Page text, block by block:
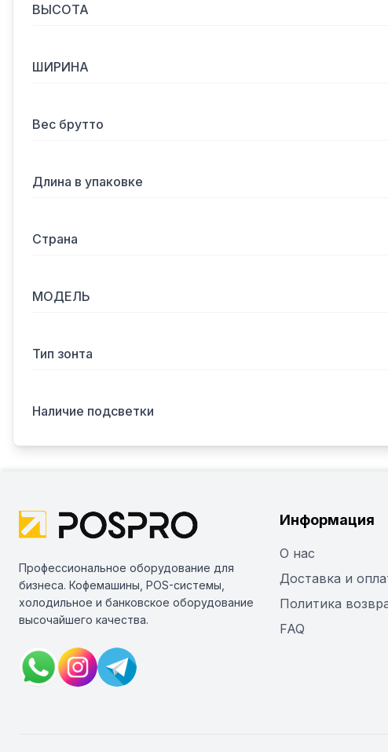
ВЫСОТА
ШИРИНА
Вес брутто
Длина в упаковке
Страна
МОДЕЛЬ
Тип зонта
Наличие подсветки
Профессиональное оборудование для
бизнеса. Кофемашины, POS-системы,
холодильное и банковское оборудование
высочайшего качества.
Информация
О нас
Доставка и
Политика
FAQ